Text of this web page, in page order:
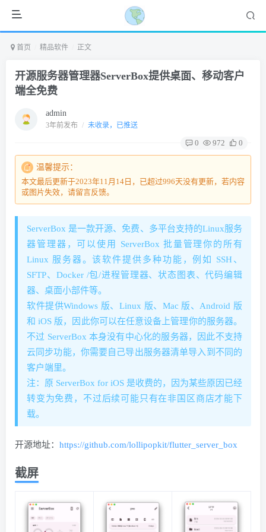
首页 精品软件 正文
开源服务器管理器ServerBox提供桌面、移动客户
端全免费
admin
3年前发布 / 未收录，已推送
0 972 0
温馨提示：
本文最后更新于2023年11月14日，已超过996天没有更新，若内容
或图片失效，请留言反馈。
ServerBox 是一款开源、免费、多平台支持的Linux服务
器管理器，可以使用 ServerBox 批量管理你的所有
Linux 服务器。该软件提供多种功能，例如 SSH、
SFTP、Docker /包/进程管理器、状态图表、代码编辑
器、桌面小部件等。
软件提供Windows 版、Linux 版、Mac 版、Android 版
和 iOS 版，因此你可以在任意设备上管理你的服务器。
不过 ServerBox 本身没有中心化的服务器，因此不支持
云同步功能，你需要自己导出服务器清单导入到不同的
客户端里。
注：原 ServerBox for iOS 是收费的，因为某些原因已经
转变为免费，不过后续可能只有在非国区商店才能下
载。
开源地址： https://github.com/lollipopkit/flutter_server_box
截屏